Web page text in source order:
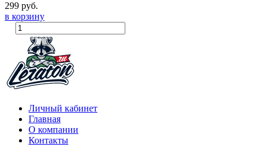
299 руб.
в корзину
Личный кабинет
Главная
О компании
Контакты